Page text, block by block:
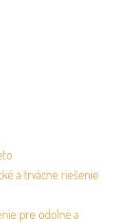
a trvácne riešenie
pre odolné a